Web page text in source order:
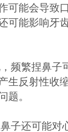
可能会导致
可能影响牙
频繁捏鼻子
生反射性收
题。
子还可能对